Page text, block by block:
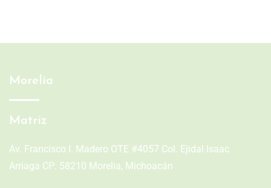
Morelia
Matriz
Av. Francisco I. Madero OTE #4057 Col. Ejidal Isaac
Arriaga CP: 58210 Morelia, Michoacán